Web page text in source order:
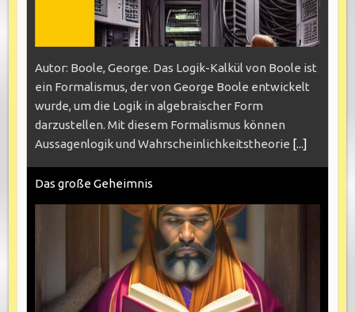
Autor: Boole, George. Das Logik-Kalkül von Boole ist
ein Formalismus, der von George Boole entwickelt
wurde, um die Logik in algebraischer Form
darzustellen. Mit diesem Formalismus können
Aussagenlogik und Wahrscheinlichkeitstheorie [...]
Das große Geheimnis